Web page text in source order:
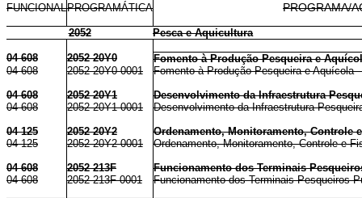
FUNCIONALPROGRAMÁTICA PROGRAMA/
2052 Pesca e Aquicultura
04 608 2052 20Y0
Fomento à Produção Pesqueira e
04 608
2052 20Y0 0001
Fomento à Produção Pesqueira e Aquícola
04 608
2052 20Y1
Desenvolvimento da Infraestrutura
04 608
2052 20Y1 0001
Desenvolvimento da Infraestrutura
04 125
2052 20Y2
Ordenamento, Monitoramento, Controle
04 125
2052 20Y2 0001
Ordenamento, Monitoramento, Controle e
04 608
2052 213F
Funcionamento dos Terminais
04 608
2052 213F 0001 Funcionamento dos Terminais Pesqueiros